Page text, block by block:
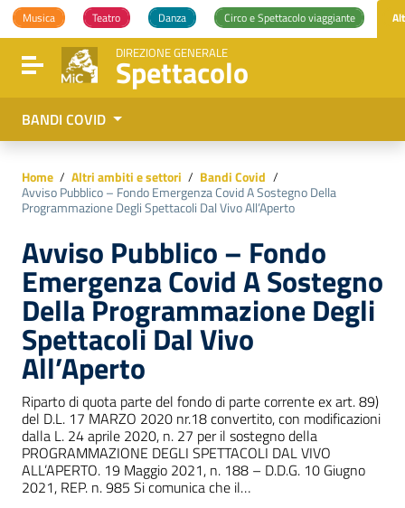
Vai ai contenuti
Vai al menu di navigazione
Vai al footer
Musica Teatro Danza Circo e Spettacolo viaggiante
Attiva / disattiva la navigazione
DIREZIONE GENERALE
Spettacolo
BANDI COVID
Home / Altri ambiti e settori / Bandi Covid /
Avviso Pubblico – Fondo Emergenza Covid A Sostegno Della
Programmazione Degli Spettacoli Dal Vivo All’Aperto
Avviso Pubblico – Fondo
Emergenza Covid A Sostegno
Della Programmazione Degli
Spettacoli Dal Vivo
All’Aperto
Riparto di quota parte del fondo di parte corrente ex art. 89)
del D.L. 17 MARZO 2020 nr.18 convertito, con modificazioni
dalla L. 24 aprile 2020, n. 27 per il sostegno della
PROGRAMMAZIONE DEGLI SPETTACOLI DAL VIVO
ALL’APERTO. 19 Maggio 2021, n. 188 – D.D.G. 10 Giugno
2021, REP. n. 985 Si comunica che il…